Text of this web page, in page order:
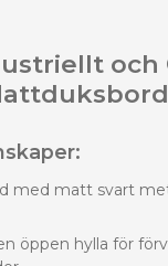
och
med matt svart
öppen hylla för